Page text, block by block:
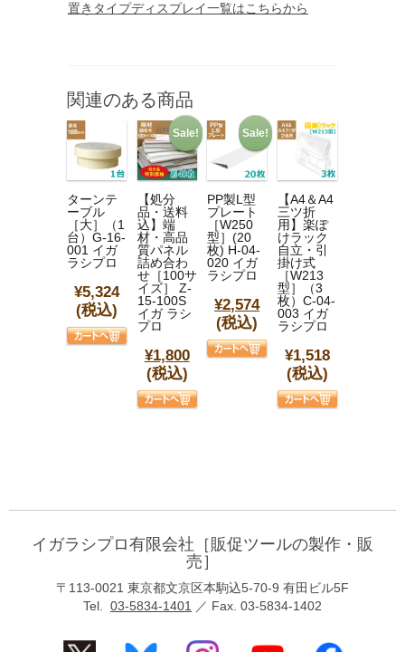
置きタイプディスプレイ一覧はこちらから
関連のある商品
ターンテ
ーブル
［大］（1
台）G-16-
001 イガ
ラシプロ
¥5,324
(税込)
Sale!
【処分
品・送料
込】端
材・高品
質パネル
詰め合わ
せ［100サ
イズ］ Z-
15-100S
イガ ラシ
プロ
¥1,800
(税込)
Sale!
PP製L型
プレート
［W250
型］(20
枚) H-04-
020 イガ
ラシプロ
¥2,574
(税込)
【A4＆A4
三ツ折
用】楽ぽ
けラック
自立・引
掛け式
［W213
型］（3
枚）C-04-
003 イガ
ラシプロ
¥1,518
(税込)
イガラシプロ有限会社［販促ツールの製作・販
売］
〒113-0021 東京都文京区本駒込5-70-9 有田ビル5F
Tel. 03-5834-1401 ／ Fax. 03-5834-1402